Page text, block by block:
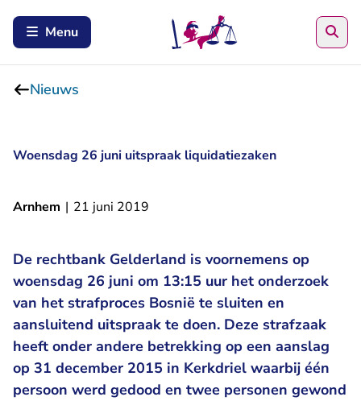
Menu
Nieuws
Woensdag 26 juni uitspraak liquidatiezaken
Arnhem | 21 juni 2019
De rechtbank Gelderland is voornemens op
woensdag 26 juni om 13:15 uur het onderzoek
van het strafproces Bosnië te sluiten en
aansluitend uitspraak te doen. Deze strafzaak
heeft onder andere betrekking op een aanslag
op 31 december 2015 in Kerkdriel waarbij één
persoon werd gedood en twee personen gewond